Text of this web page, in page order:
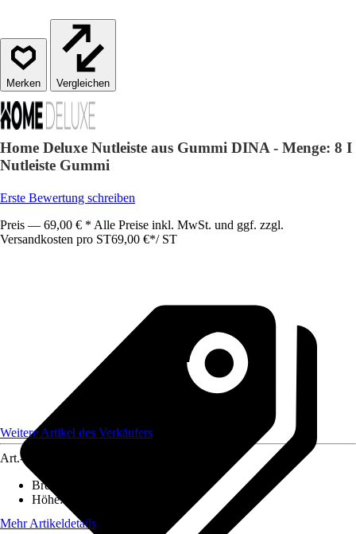
Vergleichen
Home Deluxe Nutleiste aus Gummi DINA - Menge: 8 I
Nutleiste Gummi
Erste Bewertung schreiben
Preis — 69,00 € * Alle Preise inkl. MwSt. und ggf. zzgl.
Versandkosten pro ST69,00 €*/ ST
Weitere Artikel des Verkäufers
Art.-Nr.
Breite
Höhe:
Mehr Artikeldetails